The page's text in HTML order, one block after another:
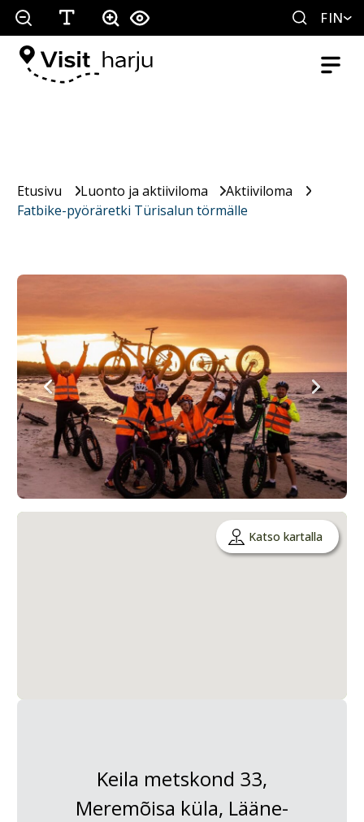
FIN
Etusivu Luonto ja aktiiviloma
Aktiiviloma
Fatbike-pyöräretki Türisalun törmälle
Katso kartalla
Keila metskond 33,
Meremõisa küla, Lääne-